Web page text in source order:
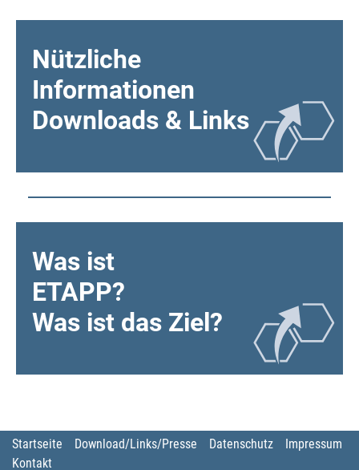
Nützliche
Informationen
Downloads & Links
Was ist
ETAPP?
Was ist das Ziel?
Startseite Download/Links/Presse Datenschutz
Impressum
Kontakt